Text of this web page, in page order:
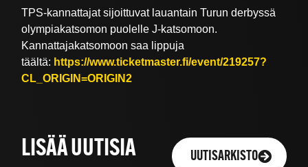
TPS-kannattajat sijoittuvat lauantain Turun derbyssä
olympiakatsomon puolelle J-katsomoon.
Kannattajakatsomoon saa lippuja
täältä: https://www.ticketmaster.fi/event/219257?
CL_ORIGIN=ORIGIN2
LISÄÄ UUTISIA UUTISARKISTO